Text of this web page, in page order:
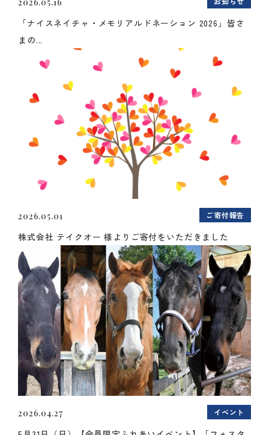
「ナイスネイチャ・メモリアルドネーション 2026」皆さ
まの...
2026.05.01 ご寄付報告
株式会社 テイクオー 様よりご寄付をいただきました
2026.04.27 イベント